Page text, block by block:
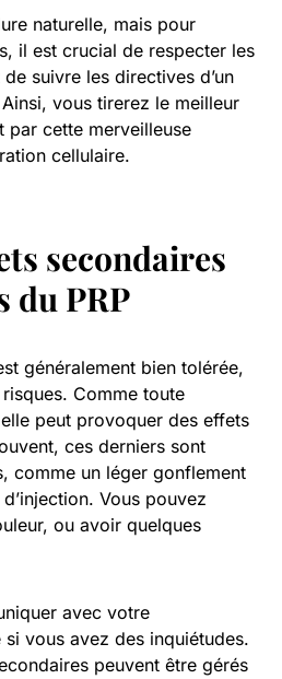
naturelle, mais pour
il est crucial de respecter les
suivre les directives d’un
vous tirerez le meilleur
cette merveilleuse
cellulaire.
secondaires
du PRP
généralement bien tolérée,
risques. Comme toute
peut provoquer des effets
ces derniers sont
comme un léger gonflement
Vous pouvez
ou avoir quelques
avec votre
vous avez des inquiétudes.
peuvent être gérés